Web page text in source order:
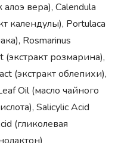
вера), Calendula
календулы), Portulaca
Rosmarinus
(экстракт розмарина),
(экстракт облепихи),
Oil (масло чайного
Salicylic Acid
(гликолевая